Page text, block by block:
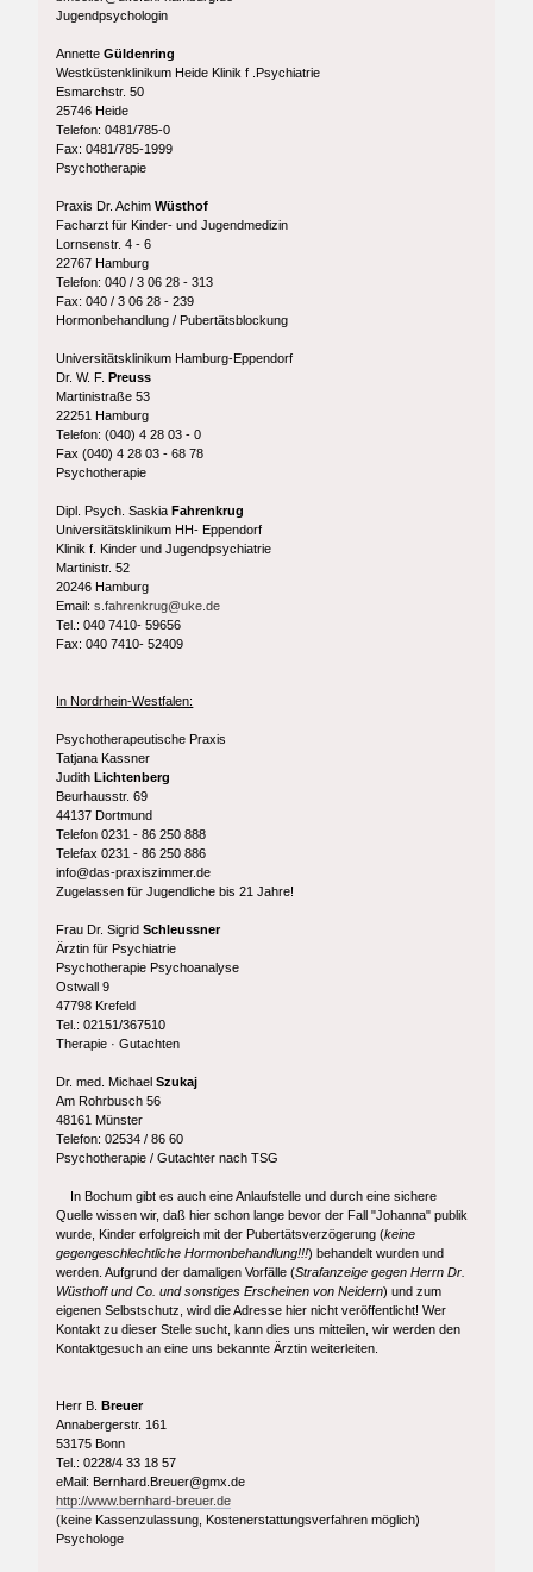
Jugendpsychologin
AnnetteGüldenring
Westküstenklinikum Heide Klinik f .Psychiatrie
Esmarchstr. 50
25746 Heide
Telefon: 0481/785-0
Fax: 0481/785-1999
Psychotherapie
Praxis Dr. AchimWüsthof
Facharzt für Kinder- und Jugendmedizin
Lornsenstr. 4 - 6
22767 Hamburg
Telefon: 040 / 3 06 28 - 313
Fax: 040 / 3 06 28 - 239
Hormonbehandlung / Pubertätsblockung
Universitätsklinikum Hamburg-Eppendorf
Dr. W. F.Preuss
Martinistraße 53
22251 Hamburg
Telefon: (040) 4 28 03 - 0
Fax (040) 4 28 03 - 68 78
Psychotherapie
Dipl. Psych. SaskiaFahrenkrug
Universitätsklinikum HH- Eppendorf
Klinik f. Kinder und Jugendpsychiatrie
Martinistr. 52
20246 Hamburg
Email:s.fahrenkrug@uke.de
Tel.: 040 7410- 59656
Fax: 040 7410- 52409
In Nordrhein-Westfalen:
Psychotherapeutische Praxis
Tatjana Kassner
JudithLichtenberg
Beurhausstr. 69
44137 Dortmund
Telefon 0231 - 86 250 888
Telefax 0231 - 86 250 886
info@das-praxiszimmer.de
Zugelassen für Jugendliche bis 21 Jahre!
Frau Dr. SigridSchleussner
Ärztin für Psychiatrie
Psychotherapie Psychoanalyse
Ostwall 9
47798 Krefeld
Tel.: 02151/367510
Therapie · Gutachten
Dr. med. MichaelSzukaj
Am Rohrbusch 56
48161 Münster
Telefon: 02534 / 86 60
Psychotherapie / Gutachter nach TSG
In Bochum gibt es auch eine Anlaufstelle und durch eine sichere
Quelle wissen wir, daß hier schon lange bevor der Fall "Johanna" publik
wurde, Kinder erfolgreich mit der Pubertätsverzögerung (keine
gegengeschlechtliche Hormonbehandlung!!!) behandelt wurden und
werden. Aufgrund der damaligen Vorfälle (Strafanzeige gegen Herrn Dr.
Wüsthoff und Co. und sonstiges Erscheinen von Neidern) und zum
eigenen Selbstschutz, wird die Adresse hier nicht veröffentlicht! Wer
Kontakt zu dieser Stelle sucht, kann dies uns mitteilen, wir werden den
Kontaktgesuch an eine uns bekannte Ärztin weiterleiten.
Herr B.Breuer
Annabergerstr. 161
53175 Bonn
Tel.: 0228/4 33 18 57
eMail: Bernhard.Breuer@gmx.de
http://www.bernhard-breuer.de
(keine Kassenzulassung, Kostenerstattungsverfahren möglich)
Psychologe